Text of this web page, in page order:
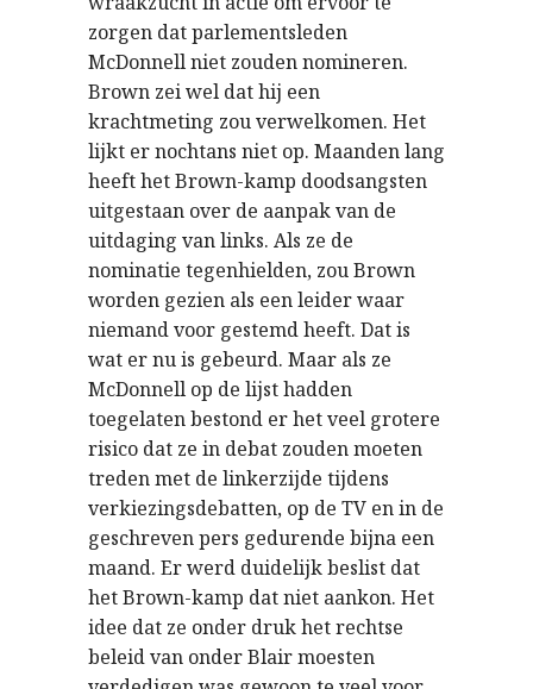
zorgen dat parlementsleden
McDonnell niet zouden nomineren.
Brown zei wel dat hij een
krachtmeting zou verwelkomen. Het
lijkt er nochtans niet op. Maanden lang
heeft het Brown-kamp doodsangsten
uitgestaan over de aanpak van de
uitdaging van links. Als ze de
nominatie tegenhielden, zou Brown
worden gezien als een leider waar
niemand voor gestemd heeft. Dat is
wat er nu is gebeurd. Maar als ze
McDonnell op de lijst hadden
toegelaten bestond er het veel grotere
risico dat ze in debat zouden moeten
treden met de linkerzijde tijdens
verkiezingsdebatten, op de TV en in de
geschreven pers gedurende bijna een
maand. Er werd duidelijk beslist dat
het Brown-kamp dat niet aankon. Het
idee dat ze onder druk het rechtse
beleid van onder Blair moesten